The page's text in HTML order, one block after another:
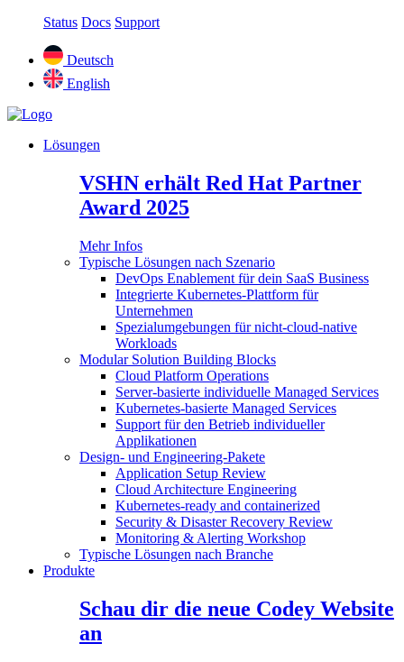
Status Docs Support
Deutsch
English
Lösungen
VSHN erhält Red Hat Partner
Award 2025
Mehr Infos
Typische Lösungen nach Szenario
DevOps Enablement für dein SaaS Business
Integrierte Kubernetes-Plattform für
Unternehmen
Spezialumgebungen für nicht-cloud-native
Workloads
Modular Solution Building Blocks
Cloud Platform Operations
Server-basierte individuelle Managed Services
Kubernetes-basierte Managed Services
Support für den Betrieb individueller
Applikationen
Design- und Engineering-Pakete
Application Setup Review
Cloud Architecture Engineering
Kubernetes-ready and containerized
Security & Disaster Recovery Review
Monitoring & Alerting Workshop
Typische Lösungen nach Branche
Produkte
Schau dir die neue Codey Website
an